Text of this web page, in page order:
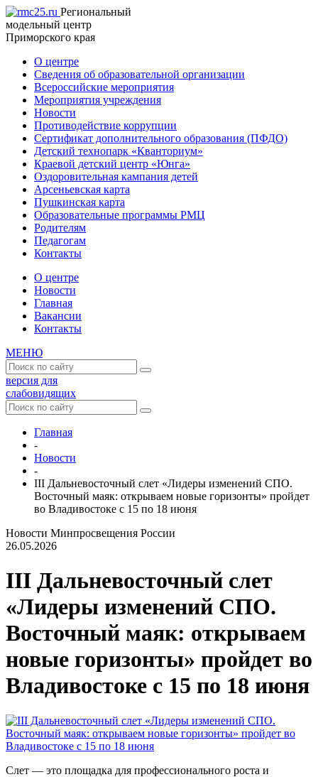
Региональный
модельный центр
Приморского края
О центре
Сведения об образовательной организации
Всероссийские мероприятия
Мероприятия учреждения
Новости
Противодействие коррупции
Сертификат дополнительного образования (ПФДО)
Детский технопарк «Кванториум»
Краевой детский центр «Юнга»
Оздоровительная кампания детей
Арсеньевская карта
Пушкинская карта
Образовательные программы РМЦ
Родителям
Педагогам
Контакты
О центре
Новости
Главная
Вакансии
Контакты
МЕНЮ
версия для
слабовидящих
Главная
-
Новости
-
III Дальневосточный слет «Лидеры изменений СПО.
Восточный маяк: открываем новые горизонты» пройдет
во Владивостоке с 15 по 18 июня
Новости Минпросвещения России
26.05.2026
III Дальневосточный слет
«Лидеры изменений СПО.
Восточный маяк: открываем
новые горизонты» пройдет во
Владивостоке с 15 по 18 июня
Слет — это площадка для профессионального роста и